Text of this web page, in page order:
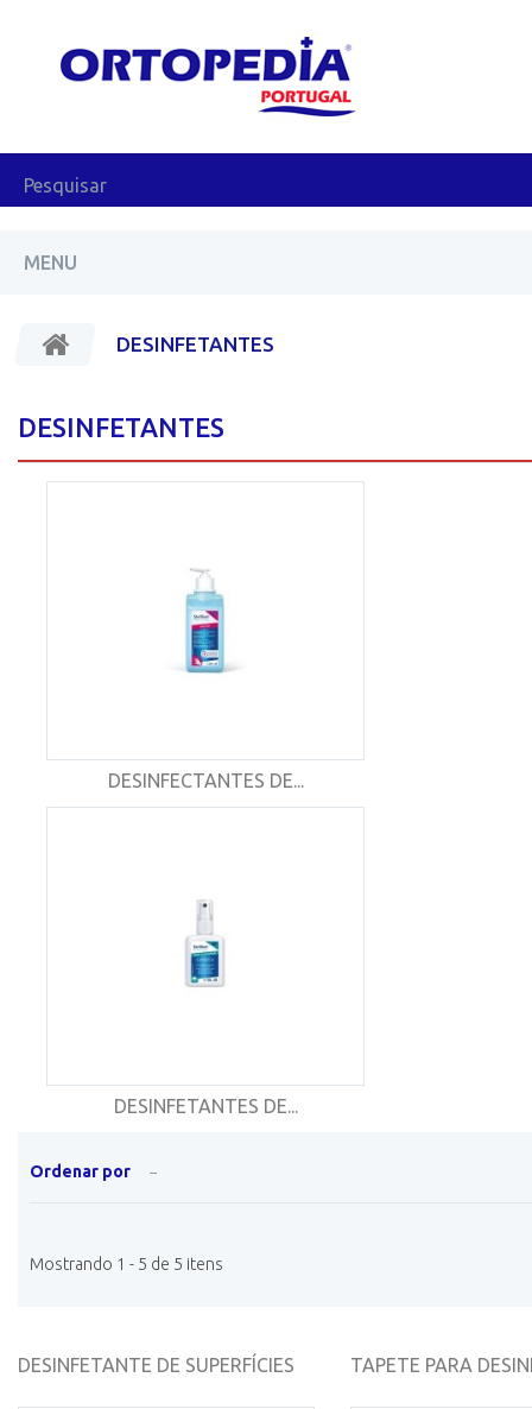
MENU
DESINFETANTES
DESINFETANTES
DESINFECTANTES DE...
DESINFETANTES DE...
Ordenar por --
Mostrando 1 - 5 de 5 itens
DESINFETANTE DE SUPERFÍCIES TAPETE PARA